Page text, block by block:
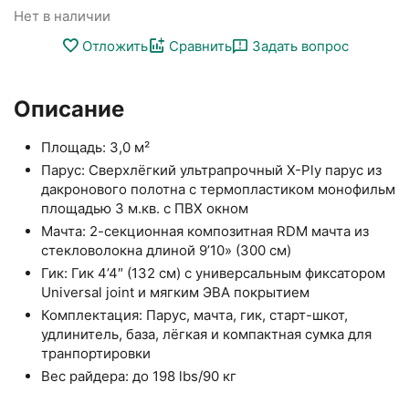
Нет в наличии
Отложить
Сравнить Задать вопрос
Описание
Площадь: 3,0 м²
Парус: Сверхлёгкий ультрапрочный X-Ply парус из
дакронового полотна с термопластиком монофильм
площадью 3 м.кв. с ПВХ окном
Мачта: 2-секционная композитная RDM мачта из
стекловолокна длиной 9’10» (300 см)
Гик: Гик 4’4″ (132 см) с универсальным фиксатором
Universal joint и мягким ЭВА покрытием
Комплектация: Парус, мачта, гик, старт-шкот,
удлинитель, база, лёгкая и компактная сумка для
транпортировки
Вес райдера: до 198 lbs/90 кг